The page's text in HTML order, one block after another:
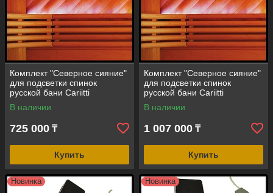
Комплект "Северное сияние"
для подсветки спинок
русской бани Cariitti
VPL30NL-N2M (2 линейки по
1 м, до 80 С)
В наличии
725 000 ₸
Купить
Комплект "Северное сияние"
для подсветки спинок
русской бани Cariitti
VPL30NL-N4M (4 линейки по
1 м, до 80 С)
В наличии
1 007 000 ₸
Купить
Новинка Новинка